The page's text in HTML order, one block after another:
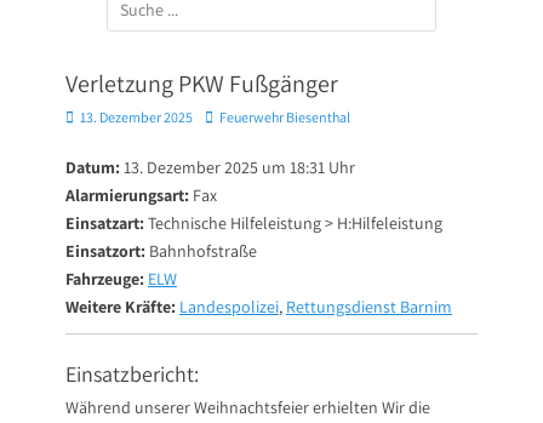
nach:
Verletzung PKW Fußgänger
Posted
13. Dezember 2025 AutorFeuerwehr Biesenthal
Datum: 13. Dezember 2025 um 18:31 Uhr
Alarmierungsart: Fax
Einsatzart: Technische Hilfeleistung > H:Hilfeleistung
Einsatzort: Bahnhofstraße
Fahrzeuge: ELW
Weitere Kräfte: Landespolizei, Rettungsdienst Barnim
Einsatzbericht:
Während unserer Weihnachtsfeier erhielten Wir die